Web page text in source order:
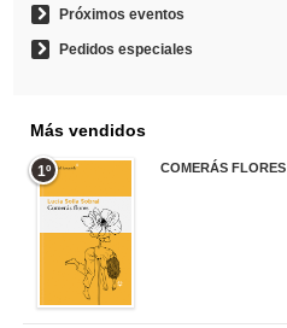
Próximos eventos
Pedidos especiales
Más vendidos
1º COMERÁS FLORES